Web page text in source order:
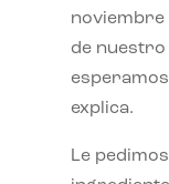
noviembre
de nuestro
explica.
Le